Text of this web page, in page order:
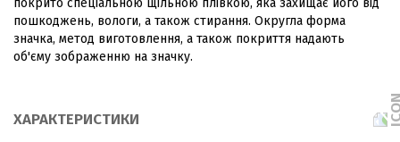
покрито спеціальною щільною плівкою, яка захищає його від
пошкоджень, вологи, а також стирання. Округла форма
значка, метод виготовлення, а також покриття надають
об'єму зображенню на значку.
ХАРАКТЕРИСТИКИ